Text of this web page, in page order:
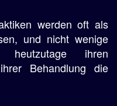
werden oft als
und nicht wenige
heutzutage ihren
Behandlung die